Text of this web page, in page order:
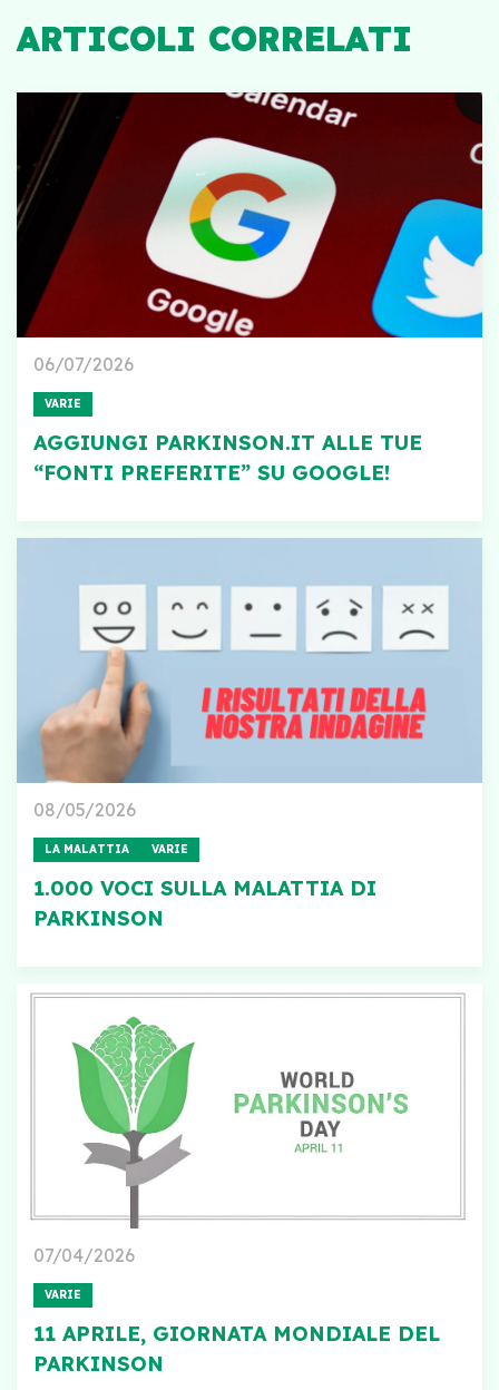
ARTICOLI CORRELATI
06/07/2026
VARIE
AGGIUNGI PARKINSON.IT ALLE TUE
“FONTI PREFERITE” SU GOOGLE!
08/05/2026
LA MALATTIA VARIE
1.000 VOCI SULLA MALATTIA DI
PARKINSON
07/04/2026
VARIE
11 APRILE, GIORNATA MONDIALE DEL
PARKINSON